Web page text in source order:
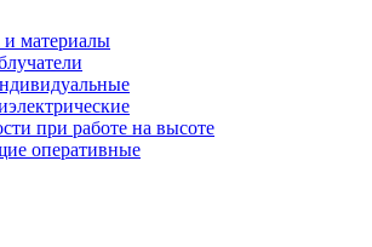
и материалы
при работе на высоте
оперативные